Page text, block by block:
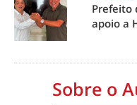
Prefeito
apoio a
Sobre o